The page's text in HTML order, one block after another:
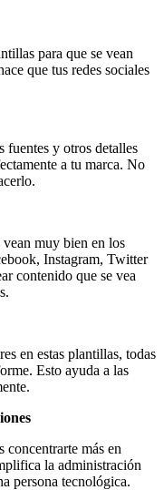
para que se vean
que tus redes sociales
fuentes y otros detalles
a tu marca. No
vean muy bien en los
Instagram, Twitter
contenido que se vea
en estas plantillas, todas
Esto ayuda a las
concentrarte más en
la administración
persona tecnológica.